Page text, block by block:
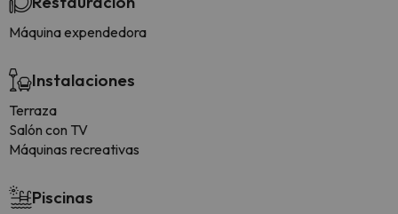
Máquina expendedora
Instalaciones
Terraza
Salón con TV
Máquinas recreativas
Piscinas